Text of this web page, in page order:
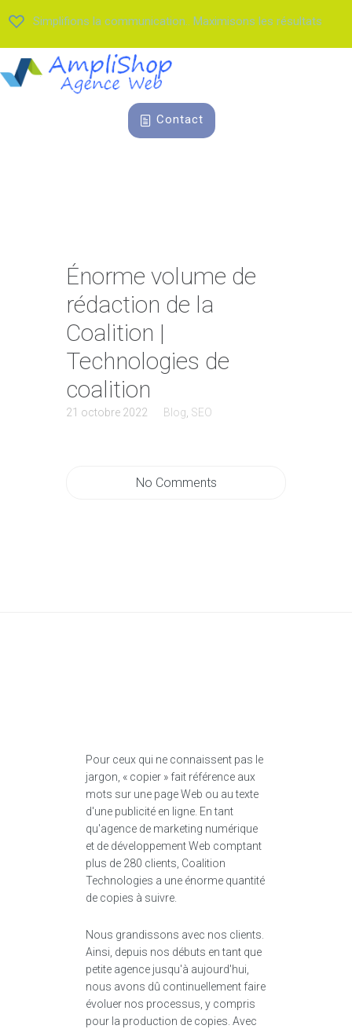
Simplifions la communication.. Maximisons les résultats
Contact
Énorme volume de
rédaction de la
Coalition |
Technologies de
coalition
21 octobre 2022 Blog, SEO
No Comments
Pour ceux qui ne connaissent pas le
jargon, « copier » fait référence aux
mots sur une page Web ou au texte
d'une publicité en ligne. En tant
qu'agence de marketing numérique
et de développement Web comptant
plus de 280 clients, Coalition
Technologies a une énorme quantité
de copies à suivre.
Nous grandissons avec nos clients.
Ainsi, depuis nos débuts en tant que
petite agence jusqu'à aujourd'hui,
nous avons dû continuellement faire
évoluer nos processus, y compris
pour la production de copies. Avec